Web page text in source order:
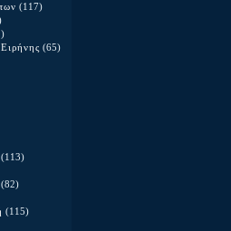
(117)
(65)
(113)
(82)
(115)